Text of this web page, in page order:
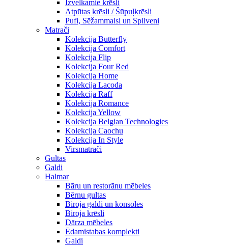
Izvelkamie krēsli
Atpūtas krēsli / Šūpuļkrēsli
Pufi, Sēžammaisi un Spilveni
Matrači
Kolekcija Butterfly
Kolekcija Comfort
Kolekcija Flip
Kolekcija Four Red
Kolekcija Home
Kolekcija Lacoda
Kolekcija Raff
Kolekcija Romance
Kolekcija Yellow
Kolekcija Belgian Technologies
Kolekcija Caochu
Kolekcija In Style
Virsmatrači
Gultas
Galdi
Halmar
Bāru un restorānu mēbeles
Bērnu gultas
Biroja galdi un konsoles
Biroja krēsli
Dārza mēbeles
Ēdamistabas komplekti
Galdi